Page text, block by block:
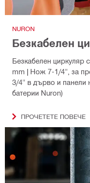
NURON
Безкабелен
Безкабелен циркуляр
mm | Нож 7-1/4", за
3/4" в дърво и панели
батерии Nuron)
ПРОЧЕТЕТЕ ПОВЕЧЕ